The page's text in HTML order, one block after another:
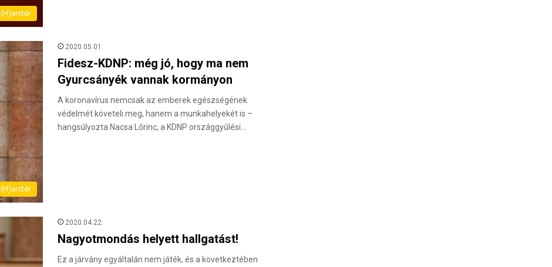
(H)arctér
(H)arctér
2020.05.01.
Fidesz-KDNP: még jó, hogy ma nem
Gyurcsányék vannak kormányon
A koronavírus nemcsak az emberek egészségének
védelmét követeli meg, hanem a munkahelyekét is –
hangsúlyozta Nacsa Lőrinc, a KDNP országgyűlési…
2020.04.22.
Nagyotmondás helyett hallgatást!
Ez a járvány egyáltalán nem játék, és a következtében